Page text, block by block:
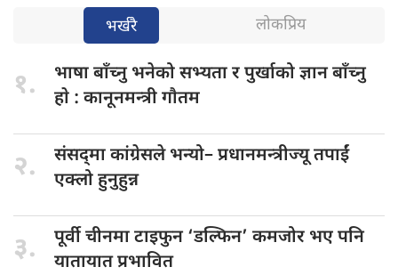
भर्खरै लोकप्रिय
१. भाषा बाँच्नुभनेको सभ्यता र पुर्खाको ज्ञान बाँच्नु
हाे : कानूनमन्त्री गाैतम
२. संसद्‌मा कांग्रेसले भन्यो–प्रधानमन्त्रीज्यू तपाईं
एक्लो हुनुहुन्न
३. पूर्वी चीनमाटाइफुन ‘डल्फिन’ कमजोर भए पनि
यातायात प्रभावित